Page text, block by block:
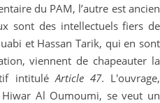
du PAM, l’autre est ancien
sont des intellectuels fiers de
et Hassan Tarik, qui en sont
viennent de chapeauter la
intitulé Article 47. L'ouvrage,
Al Oumoumi, se veut un